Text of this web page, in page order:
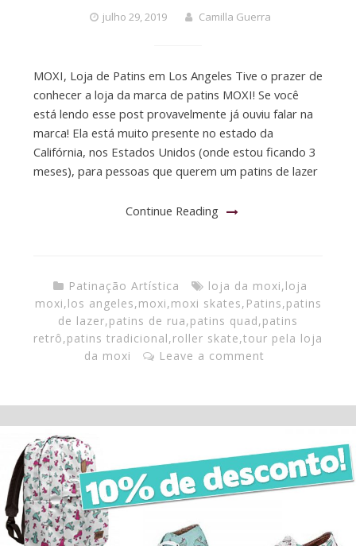
julho 29, 2019 Camilla Guerra
MOXI, Loja de Patins em Los Angeles Tive o prazer de
conhecer a loja da marca de patins MOXI! Se você
está lendo esse post provavelmente já ouviu falar na
marca! Ela está muito presente no estado da
Califórnia, nos Estados Unidos (onde estou ficando 3
meses), para pessoas que querem um patins de lazer
Continue Reading
Patinação Artística loja da moxi,loja
moxi,los angeles,moxi,moxi skates, Patins,patins
de lazer,patins de rua,patins quad,patins
retrô,patins tradicional,roller skate,tour pela loja
da moxi
Leave a comment